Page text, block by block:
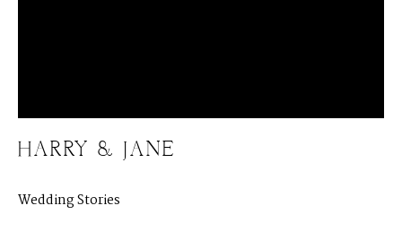
HARRY & JANE
Wedding Stories